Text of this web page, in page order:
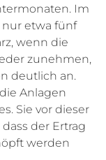
Im
nur etwa fünf
wenn die
zunehmen,
deutlich an.
Anlagen
Sie vor dieser
der Ertrag
werden